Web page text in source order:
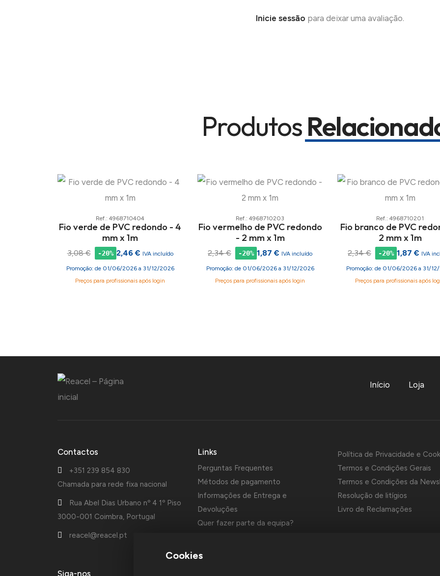
Inicie sessão para deixar uma avaliação.
Produtos
Ref.: 4968710404
Fio verde de PVC redondo - 4
mm x 1m
3,08 € -20% 2,46 € IVA incluído
Promoção: de 01/06/2026 a 31/12/2026
Preços para profissionais após login
Ref.: 4968710203
Fio vermelho de PVC redondo
- 2 mm x 1m
2,34 € -20% 1,87 € IVA incluído
Promoção: de 01/06/2026 a 31/12/2026
Preços para profissionais após login
Ref.: 4968710201
Fio branco de PVC
2 mm x 1m
2,34 € -20% 1,87 € IVA
Promoção: de 01/06/2026 a 31/
Preços para profissionais após
Início Loja
Contactos
+351 239 854 830
Chamada para rede fixa nacional
Rua Abel Dias Urbano nº 4 1º Piso
3000-001 Coimbra, Portugal
reacel@reacel.pt
Siga-nos
Links
Perguntas Frequentes
Métodos de pagamento
Informações de Entrega e
Devoluções
Quer fazer parte da equipa?
Política de Privacidade e
Termos e Condições Gerais
Termos e Condições da
Resolução de litígios
Livro de Reclamações
Cookies